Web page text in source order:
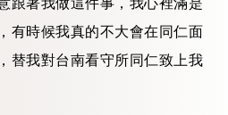
有時候我真的不大會在同仁面
替我對台南看守所同仁致上我